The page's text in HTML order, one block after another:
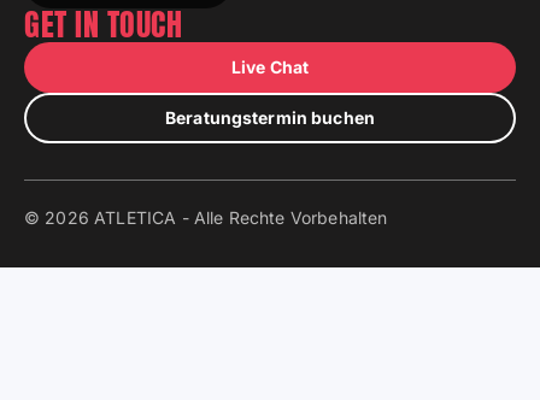
GET IN TOUCH
Live Chat
Beratungstermin buchen
© 2026 ATLETICA - Alle Rechte Vorbehalten